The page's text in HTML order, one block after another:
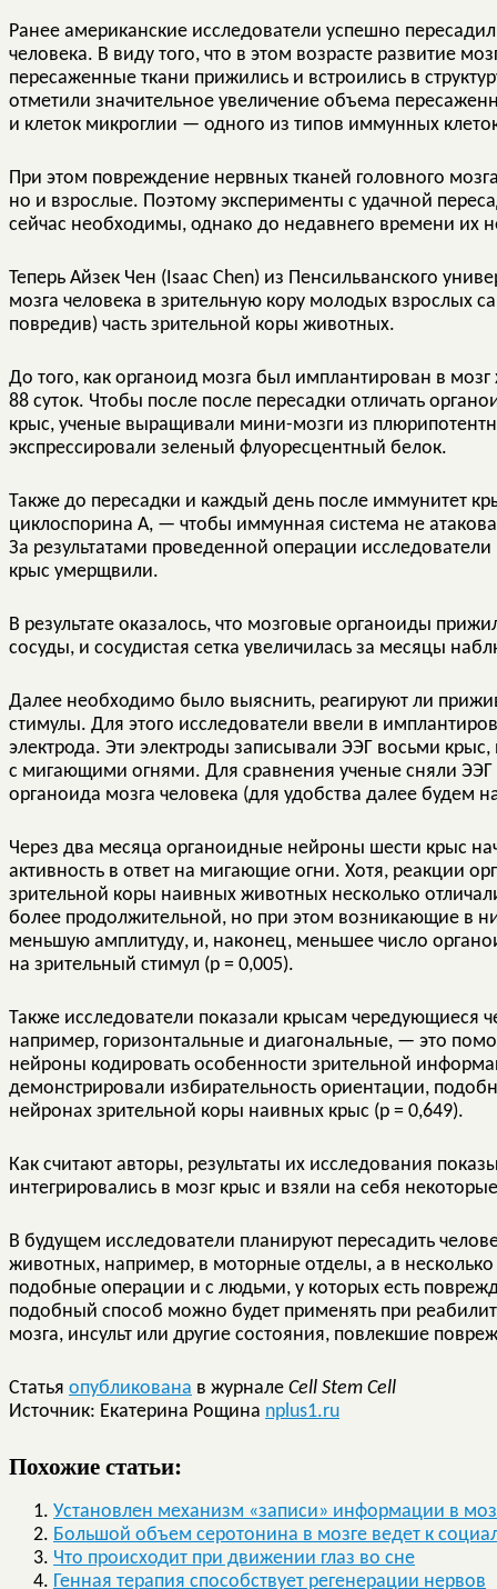
Ранее американские исследователи успешно
человека. В виду того, что в этом возрасте развитие
пересаженные ткани прижились и встроились в
отметили значительное увеличение объема
и клеток микроглии — одного из типов иммунных
При этом повреждение нервных тканей головного
но и взрослые. Поэтому эксперименты с удачной
сейчас необходимы, однако до недавнего времени их
Теперь Айзек Чен (Isaac Chen) из Пенсильванского
мозга человека в зрительную кору молодых взрослых
повредив) часть зрительной коры животных.
До того, как органоид мозга был имплантирован в
88 суток. Чтобы после после пересадки отличать
крыс, ученые выращивали мини-мозги из
экспрессировали зеленый флуоресцентный белок.
Также до пересадки и каждый день после иммунитет
циклоспорина А, — чтобы иммунная система не
За результатами проведенной операции
крыс умерщвили.
В результате оказалось, что мозговые органоиды
сосуды, и сосудистая сетка увеличилась за месяцы
Далее необходимо было выяснить, реагируют ли
стимулы. Для этого исследователи ввели в
электрода. Эти электроды записывали ЭЭГ восьми
с мигающими огнями. Для сравнения ученые сняли ЭЭГ
органоида мозга человека (для удобства далее будем
Через два месяца органоидные нейроны шести крыс
активность в ответ на мигающие огни. Хотя, реакции
зрительной коры наивных животных несколько
более продолжительной, но при этом возникающие в
меньшую амплитуду, и, наконец, меньшее число
на зрительный стимул (p = 0,005).
Также исследователи показали крысам чередующиеся
например, горизонтальные и диагональные, — это
нейроны кодировать особенности зрительной
демонстрировали избирательность ориентации,
нейронах зрительной коры наивных крыс (р = 0,649).
Как считают авторы, результаты их исследования
интегрировались в мозг крыс и взяли на себя
В будущем исследователи планируют пересадить
животных, например, в моторные отделы, а в
подобные операции и с людьми, у которых есть
подобный способ можно будет применять при
мозга, инсульт или другие состояния, повлекшие
Статья опубликована в журнале Cell Stem Cell
Источник: Екатерина Рощина nplus1.ru
Похожие статьи:
Установлен механизм «записи» информации в
Большой объем серотонина в мозге ведет к
Что происходит при движении глаз во сне
Генная терапия способствует регенерации нервов